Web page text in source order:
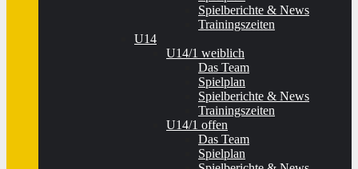
Spielberichte & News
Trainingszeiten
U14
U14/1 weiblich
Das Team
Spielplan
Spielberichte & News
Trainingszeiten
U14/1 offen
Das Team
Spielplan